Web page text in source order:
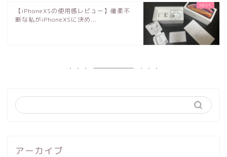
【iPhoneXSの使用感レビュー】優柔不
断な私がiPhoneXSに決め...
アーカイブ